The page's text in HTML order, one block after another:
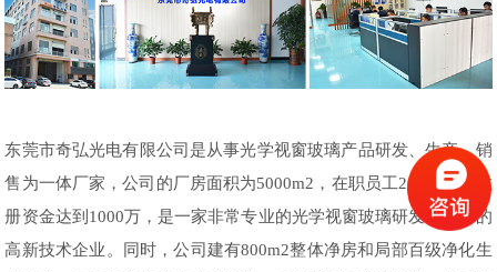
东莞市奇弘光电有限公司是从事光学视窗玻璃产品研发、生产、销
售为一体厂家，公司的厂房面积为5000m2，在职员工200余人，注
册资金达到1000万，是一家非常专业的光学视窗玻璃研发、生产的
高新技术企业。同时，公司建有800m2整体净房和局部百级净化生